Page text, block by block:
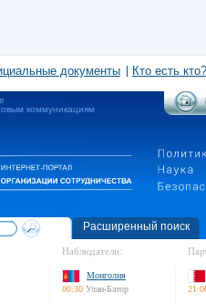
документы Кто есть кто?
коммуникациям
Расширенный поиск
Наблюдатели:
Монголия
00:30 Улан-Батор